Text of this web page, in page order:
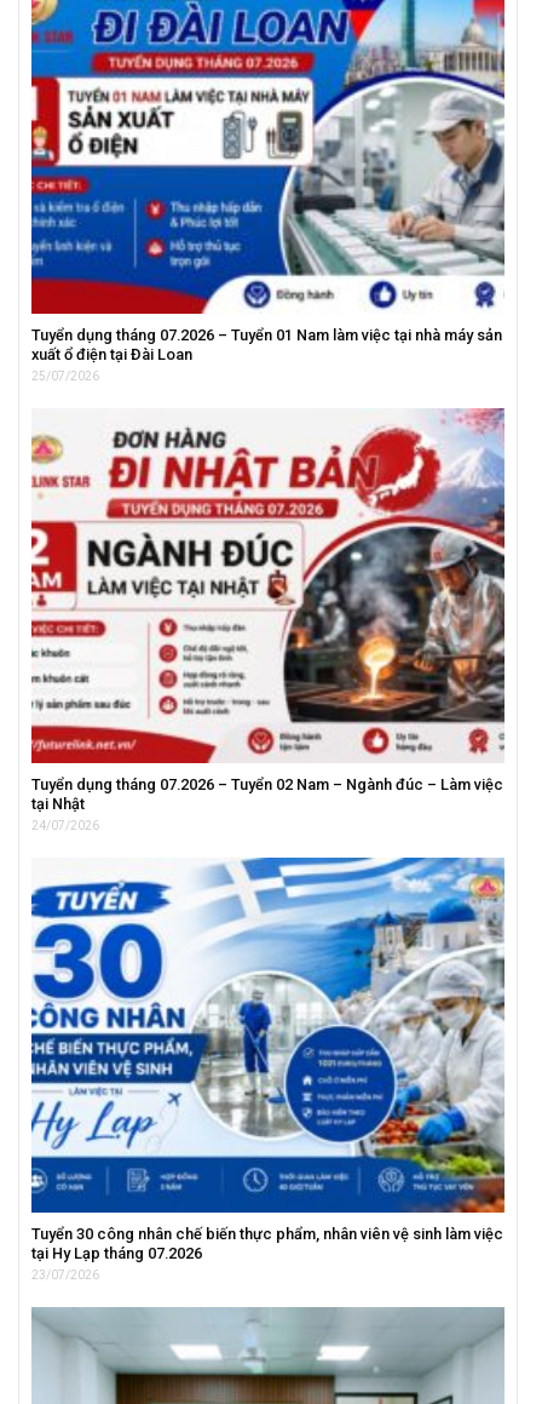
Tuyển dụng tháng 07.2026 – Tuyển 01 Nam làm việc tại nhà máy sản
xuất ổ điện tại Đài Loan
25/07/2026
Tuyển dụng tháng 07.2026 – Tuyển 02 Nam – Ngành đúc – Làm việc
tại Nhật
24/07/2026
Tuyển 30 công nhân chế biến thực phẩm, nhân viên vệ sinh làm việc
tại Hy Lạp tháng 07.2026
23/07/2026